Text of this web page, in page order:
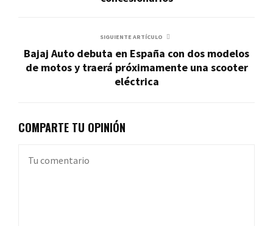
SIGUIENTE ARTÍCULO
Bajaj Auto debuta en España con dos modelos
de motos y traerá próximamente una scooter
eléctrica
COMPARTE TU OPINIÓN